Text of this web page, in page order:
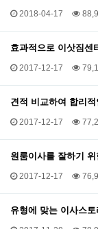
2018-04-17
효과적으로 이삿짐센
2017-12-17
견적 비교하여 합리
2017-12-17
원룸이사를 잘하기
2017-12-17
유형에 맞는 이사스